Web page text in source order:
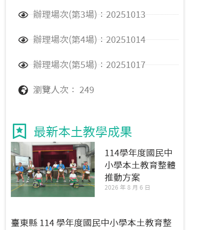
辦理場次(第3場)：20251013
辦理場次(第4場)：20251014
辦理場次(第5場)：20251017
瀏覽人次： 249
最新本土教學成果
114學年度國民中
小學本土教育整體
推動方案
2026 年 8 月 6 日
臺東縣 114 學年度國民中小學本土教育整